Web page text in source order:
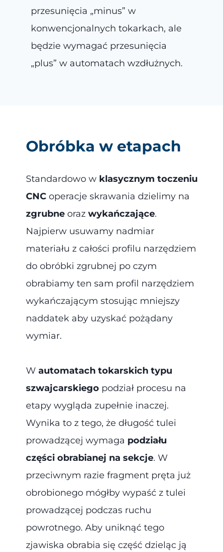
przesunięcia „minus” w
konwencjonalnych tokarkach, ale
będzie wymagać przesunięcia
„plus” w automatach wzdłużnych.
Obróbka w etapach
Standardowo w klasycznym toczeniu
CNC operacje skrawania dzielimy na
zgrubne oraz wykańczające.
Najpierw usuwamy nadmiar
materiału z całości profilu narzędziem
do obróbki zgrubnej po czym
obrabiamy ten sam profil narzędziem
wykańczającym stosując mniejszy
naddatek aby uzyskać pożądany
wymiar.
W automatach tokarskich typu
szwajcarskiegopodział procesu na
etapy wygląda zupełnie inaczej.
Wynika to z tego, że długość tulei
prowadzącej wymaga podziału
części obrabianej na sekcje. W
przeciwnym razie fragment pręta już
obrobionego mógłby wypaść z tulei
prowadzącej podczas ruchu
powrotnego. Aby uniknąć tego
zjawiska obrabia się część dzieląc ją